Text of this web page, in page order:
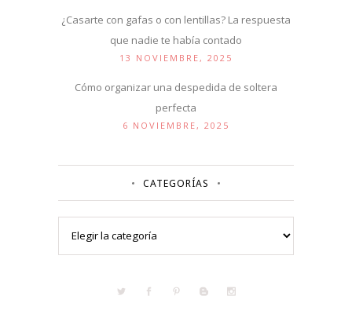
¿Casarte con gafas o con lentillas? La respuesta
que nadie te había contado
13 NOVIEMBRE, 2025
Cómo organizar una despedida de soltera
perfecta
6 NOVIEMBRE, 2025
CATEGORÍAS